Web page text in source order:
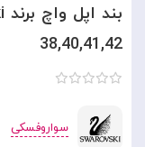
38,40,41,42
سواروفسکی